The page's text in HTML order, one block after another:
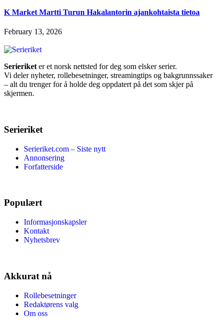
K Market Martti Turun Hakalantorin ajankohtaista tietoa
February 13, 2026
Serieriket er et norsk nettsted for deg som elsker serier.
Vi deler nyheter, rollebesetninger, streamingtips og bakgrunnssaker
– alt du trenger for å holde deg oppdatert på det som skjer på
skjermen.
Serieriket
Serieriket.com – Siste nytt
Annonsering
Forfatterside
Populært
Informasjonskapsler
Kontakt
Nyhetsbrev
Akkurat nå
Rollebesetninger
Redaktørens valg
Om oss